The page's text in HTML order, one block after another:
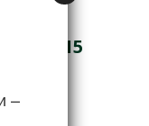
15
–